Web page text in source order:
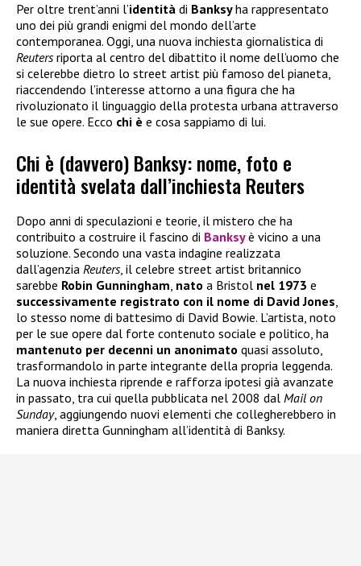
Per oltre trent’anni l’identità di Banksyha rappresentato
uno dei più grandi enigmi del mondo dell’arte
contemporanea. Oggi, una nuova inchiesta giornalistica di
Reutersriporta al centro del dibattito il nome dell’uomo che
si celerebbe dietro lo street artist più famoso del pianeta,
riaccendendo l’interesse attorno a una figura che ha
rivoluzionato il linguaggio della protesta urbana attraverso
le sue opere. Ecco chi è e cosa sappiamo di lui.
Chi è (davvero) Banksy: nome, foto e
identità svelata dall’inchiesta Reuters
Dopo anni di speculazioni e teorie, il mistero che ha
contribuito a costruire il fascino di Banksyè vicino a una
soluzione. Secondo una vasta indagine realizzata
dall’agenzia Reuters, il celebre street artist britannico
sarebbe Robin Gunningham nato a Bristol nel 1973 e
successivamente registrato con il nome di David Jones
lo stesso nome di battesimo di David Bowie. L’artista, noto
per le sue opere dal forte contenuto sociale e politico, ha
mantenuto per decenni un anonimato quasi assoluto,
trasformandolo in parte integrante della propria leggenda.
La nuova inchiesta riprende e rafforza ipotesi già avanzate
in passato, tra cui quella pubblicata nel 2008 dal Mail on
Sunday, aggiungendo nuovi elementi che collegherebbero in
maniera diretta Gunningham all’identità di Banksy.